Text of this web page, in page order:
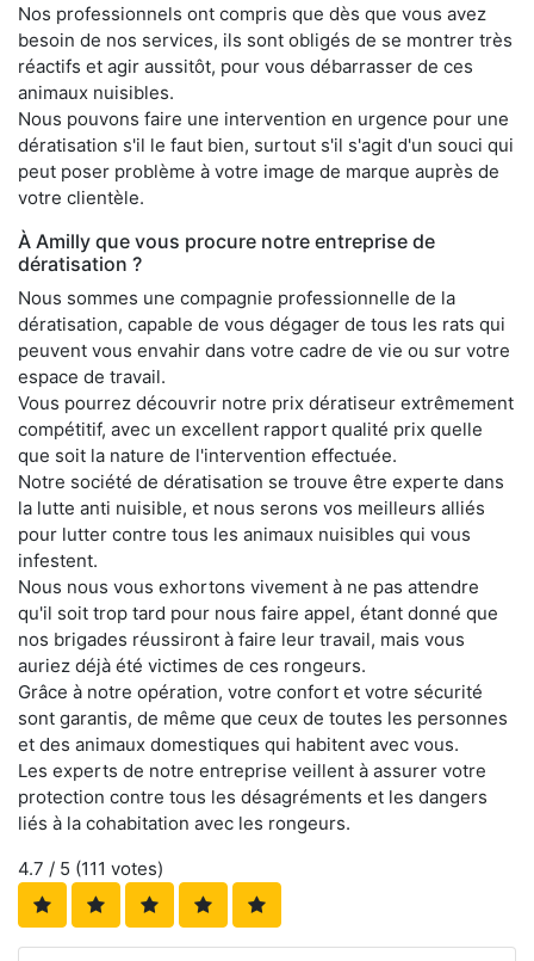
Nos professionnels ont compris que dès que vous avez
besoin de nos services, ils sont obligés de se montrer très
réactifs et agir aussitôt, pour vous débarrasser de ces
animaux nuisibles.
Nous pouvons faire une intervention en urgence pour une
dératisation s'il le faut bien, surtout s'il s'agit d'un souci qui
peut poser problème à votre image de marque auprès de
votre clientèle.
À Amilly que vous procure notre entreprise de
dératisation ?
Nous sommes une compagnie professionnelle de la
dératisation, capable de vous dégager de tous les rats qui
peuvent vous envahir dans votre cadre de vie ou sur votre
espace de travail.
Vous pourrez découvrir notre prix dératiseur extrêmement
compétitif, avec un excellent rapport qualité prix quelle
que soit la nature de l'intervention effectuée.
Notre société de dératisation se trouve être experte dans
la lutte anti nuisible, et nous serons vos meilleurs alliés
pour lutter contre tous les animaux nuisibles qui vous
infestent.
Nous nous vous exhortons vivement à ne pas attendre
qu'il soit trop tard pour nous faire appel, étant donné que
nos brigades réussiront à faire leur travail, mais vous
auriez déjà été victimes de ces rongeurs.
Grâce à notre opération, votre confort et votre sécurité
sont garantis, de même que ceux de toutes les personnes
et des animaux domestiques qui habitent avec vous.
Les experts de notre entreprise veillent à assurer votre
protection contre tous les désagréments et les dangers
liés à la cohabitation avec les rongeurs.
4.7 / 5 (111 votes)